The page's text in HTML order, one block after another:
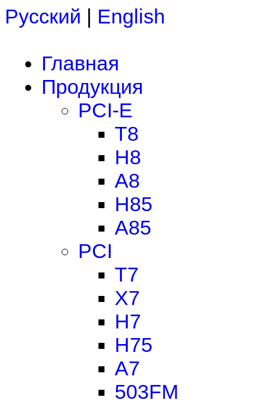
Русский | English
Главная
Продукция
PCI-E
T8
H8
A8
H85
A85
PCI
T7
X7
H7
H75
A7
503FM